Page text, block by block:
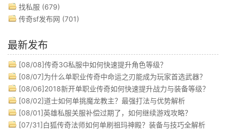
找私服 (679)
传奇sf发布网 (701)
最新发布
[08/08]传奇3G私服中如何快速提升角色等级？
[08/07]为什么单职业传奇中命运之刃能成为玩家首选武器？
[08/06]2018新开单职业传奇如何快速提升战力与装备等级？
[08/02]道士如何单挑魔龙教主？最强打法与优势解析
[08/01]英雄私服关服补偿过期了，如何继续游戏攻略？
[07/31]白狐传奇法师如何单刷祖玛神殿？装备与技巧全解析